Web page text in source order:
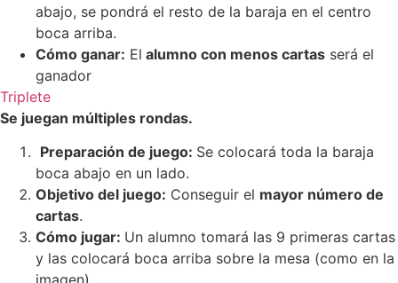
abajo, se pondrá el resto de la baraja en el centro
boca arriba.
Cómo ganar: El alumno con menos cartas será el
ganador
Triplete
Se juegan múltiples rondas.
Preparación de juego: Se colocará toda la baraja
boca abajo en un lado.
Objetivo del juego: Conseguir el mayor número de
cartas.
Cómo jugar: Un alumno tomará las 9 primeras cartas
y las colocará boca arriba sobre la mesa (como en la